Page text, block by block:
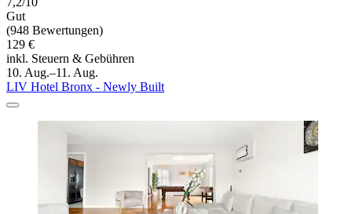
Gut
(948 Bewertungen)
129 €
inkl. Steuern & Gebühren
10. Aug.–11. Aug.
LIV Hotel Bronx - Newly Built